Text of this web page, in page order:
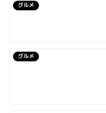
グルメ
グルメ